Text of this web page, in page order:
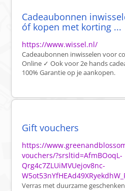
Cadeaubonnen
óf kopen met korting ...
https://www.wissel.nl/
Cadeaubonnen inwisselen voor
Online ✓ Ook voor 2e hands
100% Garantie op je aankopen.
Gift vouchers
https://
vouchers/?srsltid=AfmBOoqL-
Qrg4c7ZLUiMVUejov8nc-
Verras met duurzame